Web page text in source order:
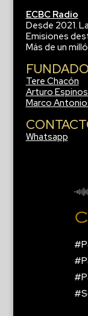
ECBC Radio
Desde 2021.
Emisiones
Más de un
Tere Chacón
Arturo
Marco
Whatsapp